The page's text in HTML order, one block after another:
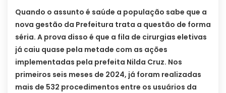
Quando o assunto é saúde a população sabe que a
nova gestão da Prefeitura trata a questão de forma
séria. A prova disso é que a fila de cirurgias eletivas
já caiu quase pela metade com as ações
implementadas pela prefeita Nilda Cruz. Nos
primeiros seis meses de 2024, já foram realizadas
mais de 532 procedimentos entre os usuários da